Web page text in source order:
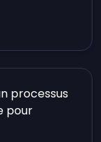
processus
pour